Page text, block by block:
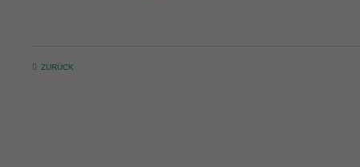
ZURÜCK